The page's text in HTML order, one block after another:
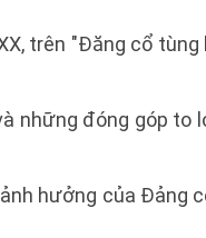
trên "Đăng cổ
những đóng góp
hưởng của Đảng